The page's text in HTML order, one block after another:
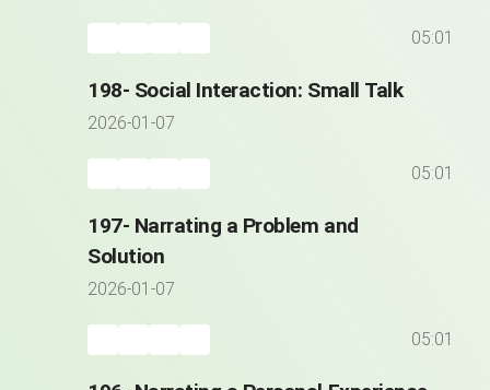
05:01
198- Social Interaction: Small Talk
2026-01-07
05:01
197- Narrating a Problem and
Solution
2026-01-07
05:01